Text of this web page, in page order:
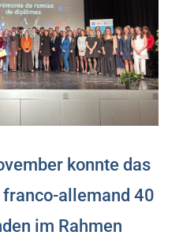
konnte das
allemand 40
im Rahmen